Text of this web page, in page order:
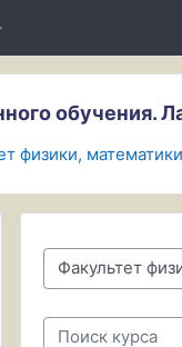
обучения.
физики,
Категории
Поиск курса